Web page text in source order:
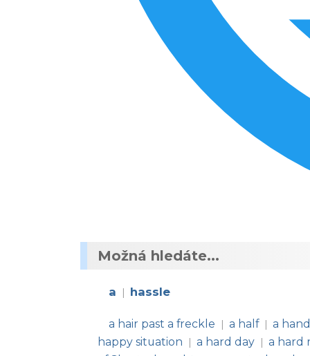
Možná hledáte...
a | hassle
a hair past a freckle | a half | a
happy situation
| a hard day | a hard